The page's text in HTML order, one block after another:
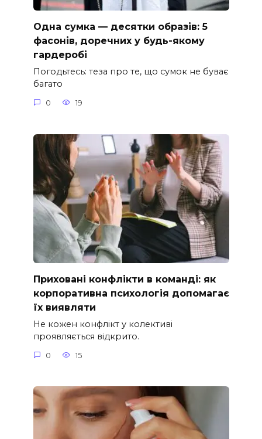
Одна сумка — десятки образів: 5
фасонів, доречних у будь-якому
гардеробі
Погодьтесь: теза про те, що сумок не буває
багато
0 19
Приховані конфлікти в команді: як
корпоративна психологія допомагає
їх виявляти
Не кожен конфлікт у колективі
проявляється відкрито.
0 15